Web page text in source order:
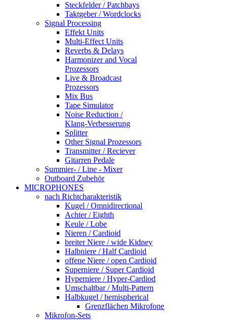
Steckfelder / Patchbays
Taktgeber / Wordclocks
Signal Processing
Effekt Units
Multi-Effect Units
Reverbs & Delays
Harmonizer and Vocal
Prozessors
Live & Broadcast
Prozessors
Mix Bus
Tape Simulator
Noise Reduction /
Klang-Verbesserung
Splitter
Other Signal Prozessors
Transmitter / Reciever
Gitarren Pedale
Summier- / Line - Mixer
Outboard Zubehör
MICROPHONES
nach Richtcharakteristik
Kugel / Omnidirectional
Achter / Eighth
Keule / Lobe
Nieren / Cardioid
breiter Niere / wide Kidney
Halbniere / Half Cardioid
offene Niere / open Cardioid
Superniere / Super Cardioid
Hyperniere / Hyper-Cardiod
Umschaltbar / Multi-Pattern
Halbkugel / hemispherical
Grenzflächen Mikrofone
Mikrofon-Sets